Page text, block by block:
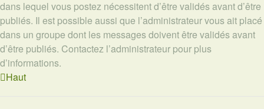
dans lequel vous postez nécessitent d’être validés avant d’être
publiés. Il est possible aussi que l’administrateur vous ait placé
dans un groupe dont les messages doivent être validés avant
d’être publiés. Contactez l’administrateur pour plus
d’informations.
Haut